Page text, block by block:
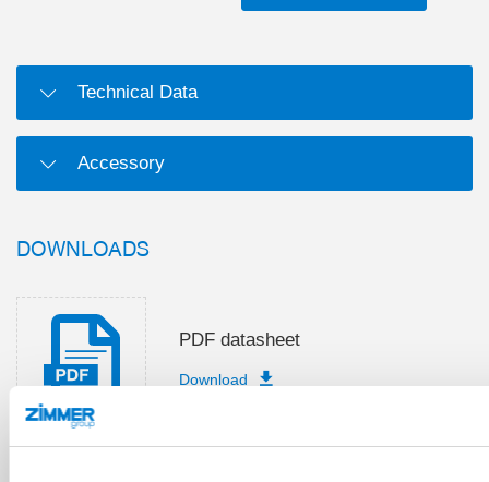
Technical Data
Accessory
DOWNLOADS
PDF datasheet
Download